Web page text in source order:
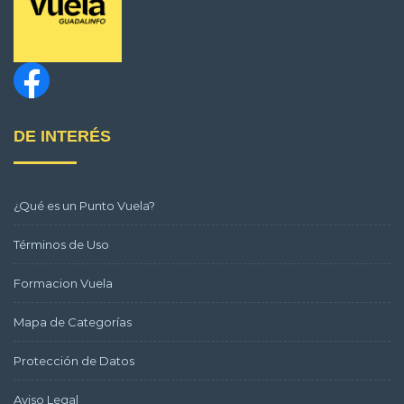
DE INTERÉS
¿Qué es un Punto Vuela?
Términos de Uso
Formacion Vuela
Mapa de Categorías
Protección de Datos
Aviso Legal